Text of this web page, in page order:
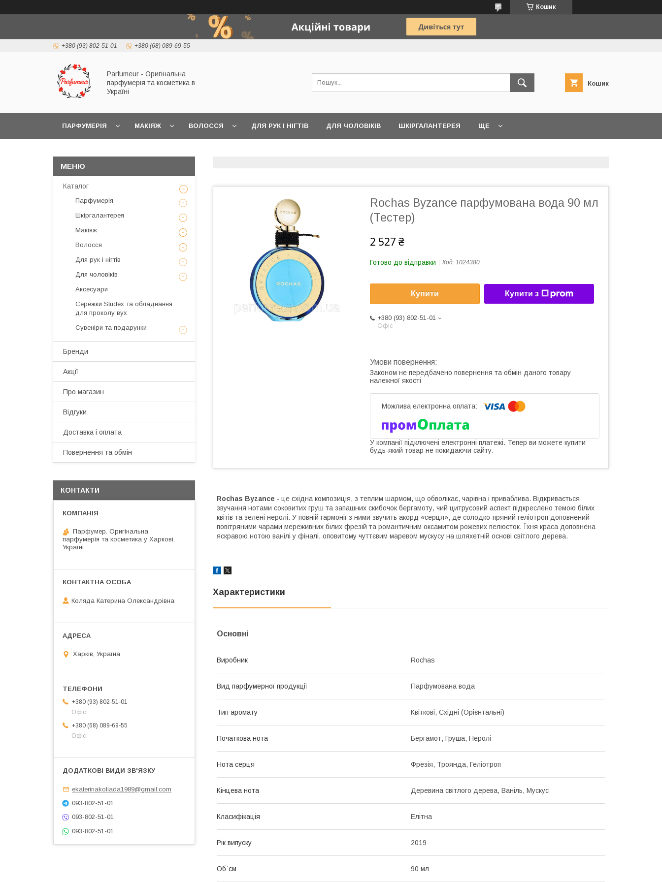
Кошик
+380 (93) 802-51-01 +380 (68) 089-69-55
Parfumeur - Оригінальна
парфумерія та косметика в
Україні
Кошик
ПАРФУМЕРІЯ МАКІЯЖ ВОЛОССЯ ДЛЯ РУК І НІГТІВ ДЛЯ ЧОЛОВІКІВ ШКІРГАЛАНТЕРЕЯ ЩЕ
Rochas Byzance парфумована вода 90 мл
(Тестер)
2 527 ₴
Готово до відправки Код: 1024380
Купити Купити з
+380 (93) 802-51-01
Офіс
Законом не передбачено повернення та обмін даного товару
належної якості
У компанії підключені електронні платежі. Тепер ви можете купити
будь-який товар не покидаючи сайту.
Rochas Byzance - це східна композиція, з теплим шармом, що обволікає, чарівна і приваблива. Відкривається
звучання нотами соковитих груш та запашних скибочок бергамоту, чий цитрусовий аспект підкреслено темою білих
квітів та зелені неролі. У повній гармонії з ними звучить акорд «серця», де солодко-пряний геліотроп доповнений
повітряними чарами мереживних білих фрезій та романтичним оксамитом рожевих пелюсток. Їхня краса доповнена
яскравою нотою ванілі у фіналі, оповитому чуттєвим маревом мускусу на шляхетній основі світлого дерева.
Характеристики
Основні
Виробник Rochas
Вид парфумерної продукції Парфумована вода
Тип аромату Квіткові, Східні (Орієнтальні)
Початкова нота Бергамот, Груша, Неролі
Нота серця Фрезія, Троянда, Геліотроп
Кінцева нота Деревина світлого дерева, Ваніль, Мускус
Класифікація Елітна
Рік випуску 2019
Об`єм 90 мл
Каталог
Парфумерія
Шкіргалантерея
Макіяж
Волосся
Для рук і нігтів
Для чоловіків
Аксесуари
Сережки Studex та обладнання
для проколу вух
Сувеніри та подарунки
Бренди
Акції
Про магазин
Відгуки
Доставка і оплата
Повернення та обмін
КОНТАКТИ
Парфумер. Оригінальна
парфумерія та косметика у Харкові,
Україні
Коляда Катерина Олександрівна
Харків, Україна
+380 (93) 802-51-01
Офіс
+380 (68) 089-69-55
Офіс
ekaterinakoliada1989@gmail.com
093-802-51-01
093-802-51-01
093-802-51-01